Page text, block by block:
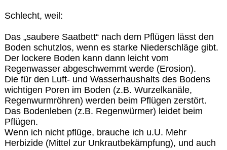
Schlecht, weil:
Das „saubere Saatbett“ nach dem Pflügen lässt den
Boden schutzlos, wenn es starke Niederschläge gibt.
Der lockere Boden kann dann leicht vom
Regenwasser abgeschwemmt werde (Erosion).
Die für den Luft- und Wasserhaushalts des Bodens
wichtigen Poren im Boden (z.B. Wurzelkanäle,
Regenwurmröhren) werden beim Pflügen zerstört.
Das Bodenleben (z.B. Regenwürmer) leidet beim
Pflügen.
Wenn ich nicht pflüge, brauche ich u.U. Mehr
Herbizide (Mittel zur Unkrautbekämpfung), und auch